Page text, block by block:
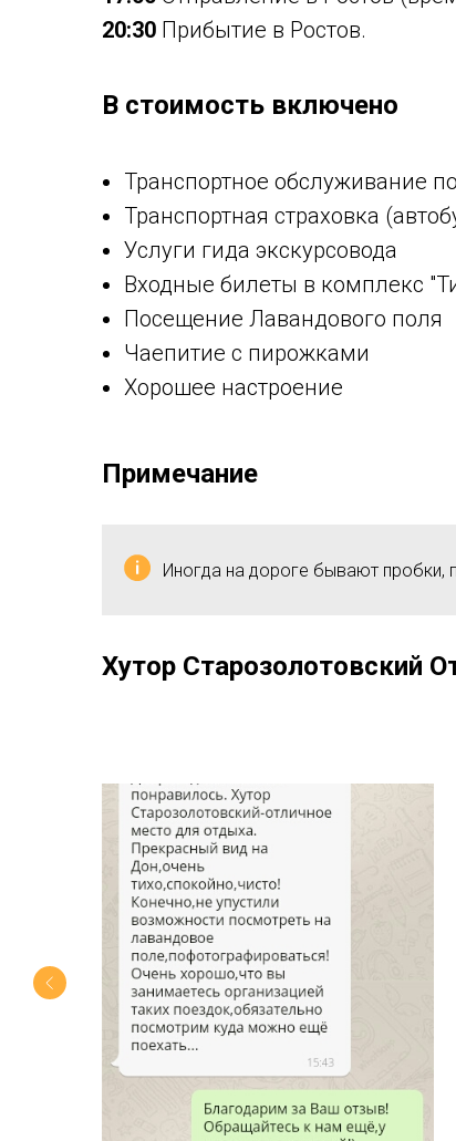
20:30 Прибытие в Ростов.
В стоимость включено
Транспортное обслуживание
Транспортная страховка
Услуги гида экскурсовода
Входные билеты в комплекс
Посещение Лавандового поля
Чаепитие с пирожками
Хорошее настроение
Примечание
Иногда на дороге бывают пробки,
Хутор Старозолотовский